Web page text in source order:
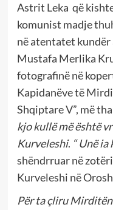
Astrit Leka që
komunist madje
në atentatet
Mustafa Merlika
fotografinë në
Kapidanëve të
Shqiptare V”, më
kjo kullë më është
Kurveleshi. “ Unë ia
shëndrruar në
Kurveleshi në
Për ta çliru